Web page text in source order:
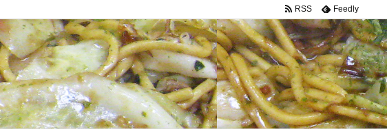
RSS Feedly